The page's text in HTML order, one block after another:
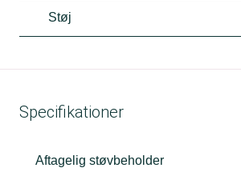
Støj
Specifikationer
Aftagelig støvbeholder